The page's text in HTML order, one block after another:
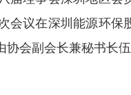
会议在深圳能源环
会副会长兼秘书长伍